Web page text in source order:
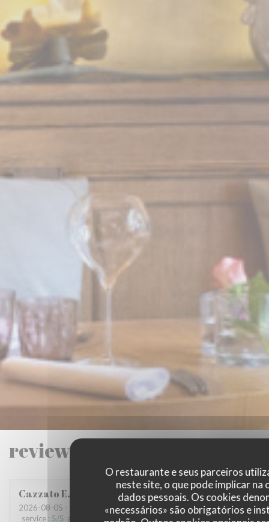
O restaurante e seus parceiros
neste site, o que pode implicar na
dados pessoais. Os cookies
«necessários» são obrigatórios e
CazzatoE
2026-08-05 - 19:45 - guests 2
service : 5/5 ambience 5/5 menu :5/5 quality_price: 3/5